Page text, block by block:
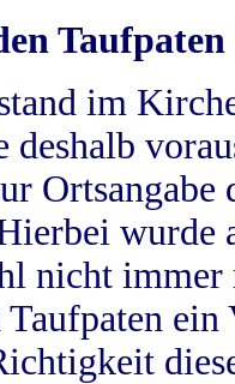
Taufpaten
im
wurde
nicht